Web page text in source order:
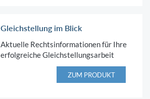
Gleichstellung im Blick
Aktuelle Rechtsinformationen für Ihre
erfolgreiche Gleichstellungsarbeit
ZUM PRODUKT